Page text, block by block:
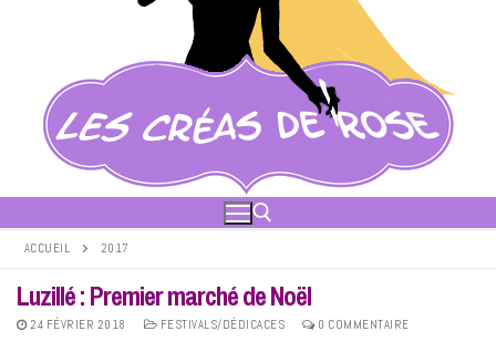
Rechercher :
ACCUEIL 2017
Luzillé : Premier marché de Noël
24 FÉVRIER 2018 FESTIVALS/DÉDICACES 0 COMMENTAIRE